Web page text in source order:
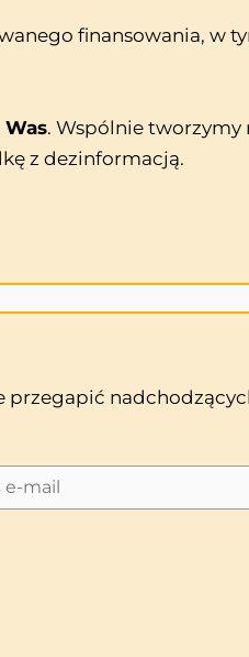
finansowania, w
. Wspólnie tworzymy
z dezinformacją.
przegapić